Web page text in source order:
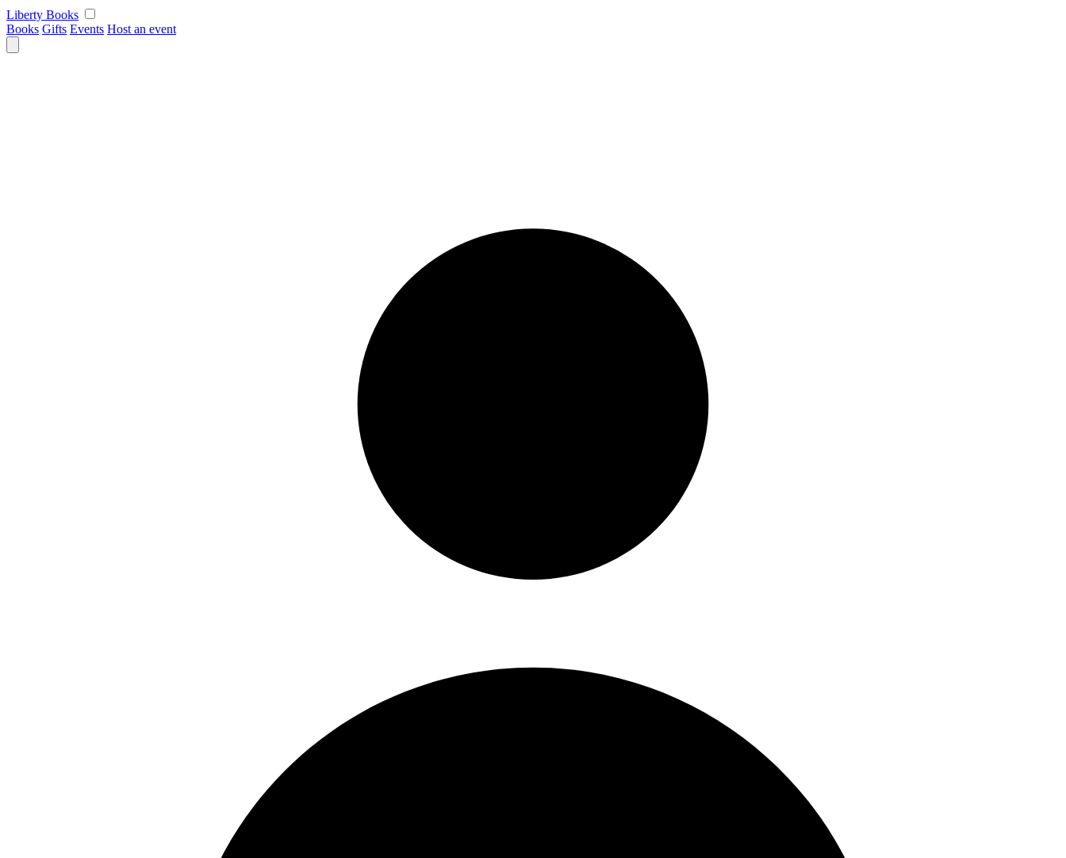
Skip
to
content
Liberty Books
Books Gifts Events Host an event